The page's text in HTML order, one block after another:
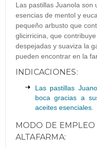
Las pastillas Juanola son
esencias de mentol y
pequeño arbusto que
glicirricina, que
despejadas y suaviza la
pueden encontrar en la
INDICACIONES:
Las pastillas
boca gracias a
aceites esenciales.
MODO DE
ALTAFARMA: